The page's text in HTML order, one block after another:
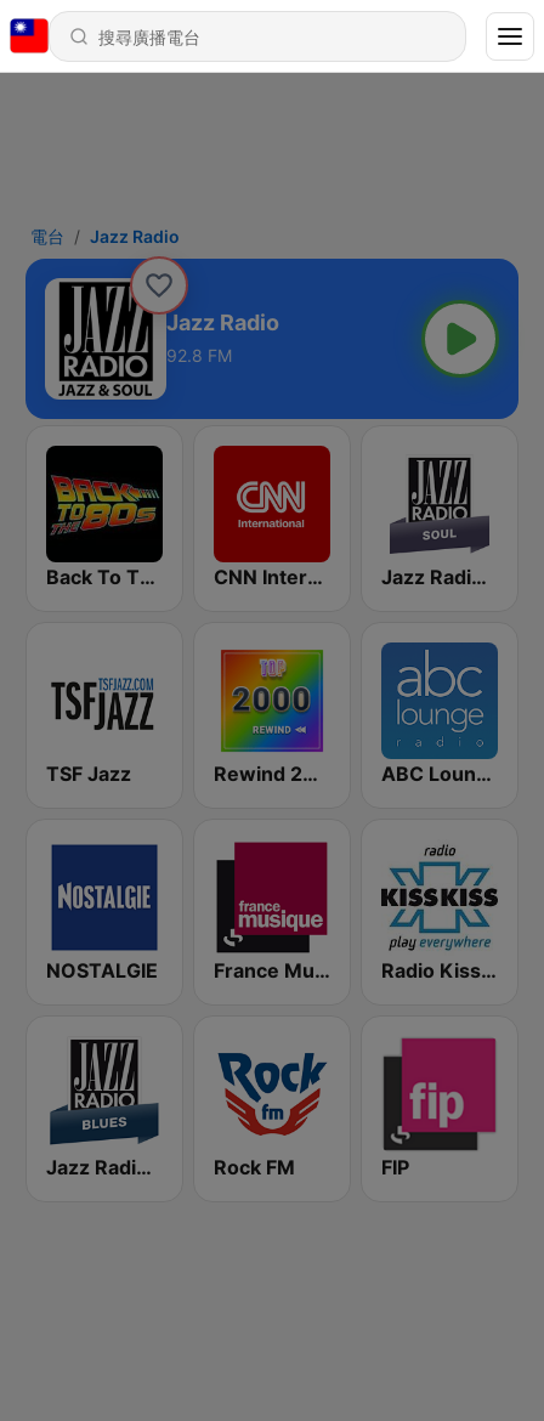
電台 Jazz Radio
Jazz Radio
92.8 FM
Back To The 80's Radio CNN International Jazz Radio Soul
TSF Jazz Rewind 2000's ABC Lounge Jazz
NOSTALGIE France Musique Radio Kiss Kiss
Jazz Radio Blues Rock FM FIP